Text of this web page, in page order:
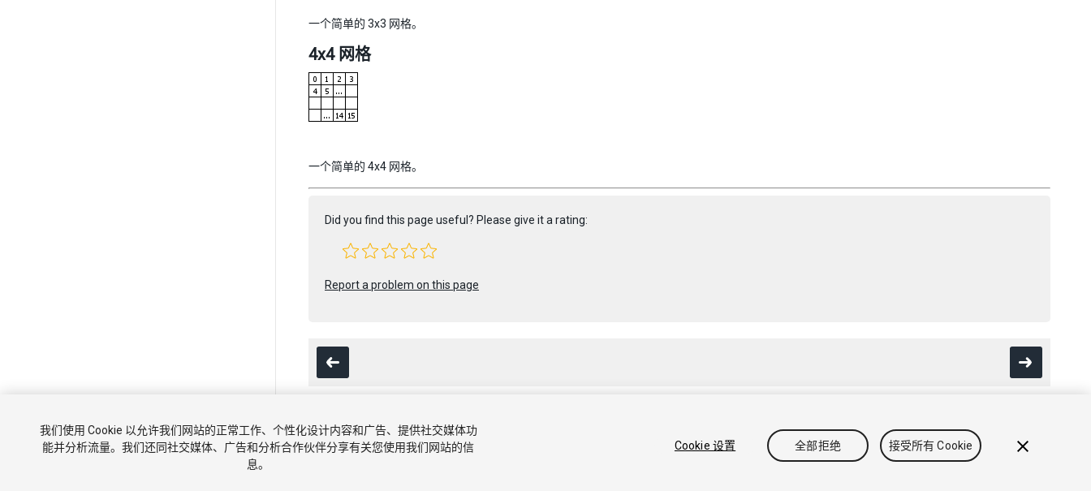
一个简单的 3x3 网格。
4x4 网格
一个简单的 4x4 网格。
Did you find this page useful? Please give it a rating:
Report a problem on this page
版权所有 © 2021 Unity Technologies. Publication 2020.3
我们使用 Cookie 以允许我们网站的正常工作、个性化设计内容和广告、提供社交媒体功
能并分析流量。我们还同社交媒体、广告和分析合作伙伴分享有关您使用我们网站的信
息。
Cookie 设置 全部拒绝 接受所有 Cookie